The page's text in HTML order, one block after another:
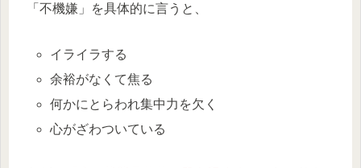
「不機嫌」を具体的に言うと、
イライラする
余裕がなくて焦る
何かにとらわれ集中力を欠く
心がざわついている